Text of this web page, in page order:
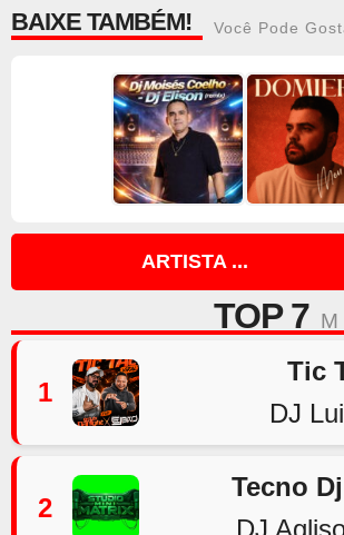
BAIXE TAMBÉM! Você Pode
ARTISTA ...
TOP 7
1
Tic
DJ
2
Tecno
DJ